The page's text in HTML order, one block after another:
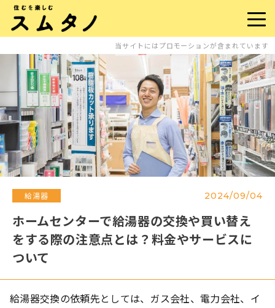
当サイトにはプロモーションが含まれています
ホームセンターで給湯器の交換や買い替え
をする際の注意点とは？料金やサービスに
ついて
給湯器 2024/09/04
給湯器交換の依頼先としては、ガス会社、電力会社、イ